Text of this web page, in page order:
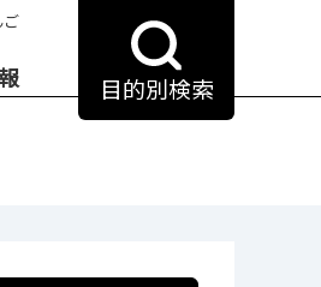
ご
目的別検索